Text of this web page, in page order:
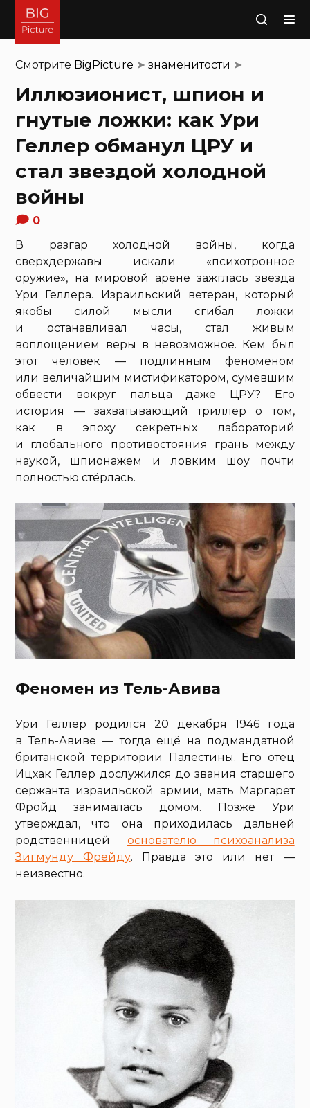
Поиск
Смотрите BigPicture ➤знаменитости ➤
Иллюзионист, шпион и
гнутые ложки: как Ури
Геллер обманул ЦРУ и
стал звездой холодной
войны
0
В разгар холодной войны, когда
сверхдержавы искали «психотронное
оружие», на мировой арене зажглась звезда
Ури Геллера. Израильский ветеран, который
якобы силой мысли сгибал ложки
и останавливал часы, стал живым
воплощением веры в невозможное. Кем был
этот человек — подлинным феноменом
или величайшим мистификатором, сумевшим
обвести вокруг пальца даже ЦРУ? Его
история — захватывающий триллер о том,
как в эпоху секретных лабораторий
и глобального противостояния грань между
наукой, шпионажем и ловким шоу почти
полностью стёрлась.
Феномен из Тель-Авива
Ури Геллер родился 20 декабря 1946 года
в Тель-Авиве — тогда ещё на подмандатной
британской территории Палестины. Его отец
Ицхак Геллер дослужился до звания старшего
сержанта израильской армии, мать Маргарет
Фройд занималась домом. Позже Ури
утверждал, что она приходилась дальней
родственницей основателю психоанализа
Зигмунду Фрейду. Правда это или нет —
неизвестно.